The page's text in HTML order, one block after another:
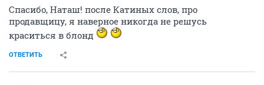
Спасибо, Наташ! после Катиных слов, про
продавщицу, я наверное никогда не решусь
краситься в блонд
ОТВЕТИТЬ